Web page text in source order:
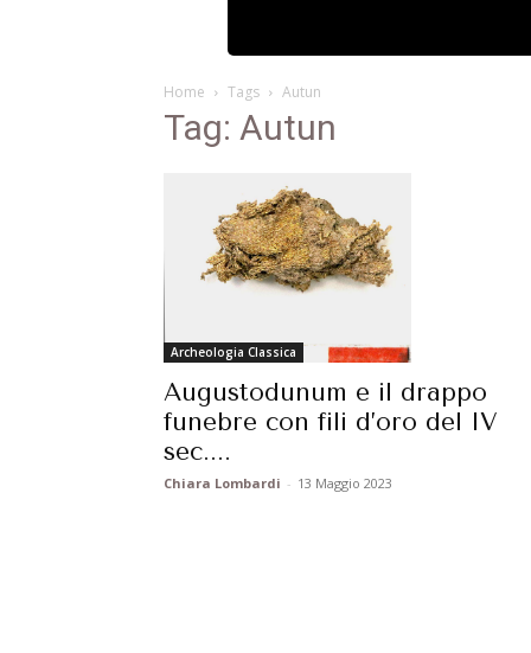
Home Tags Autun
Tag: Autun
Archeologia Classica
Augustodunum e il drappo
funebre con fili d’oro del IV
sec....
Chiara Lombardi - 13 Maggio 2023